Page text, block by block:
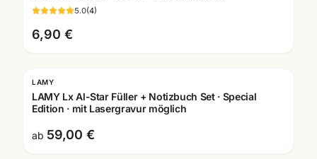
5.0(4)
6,90 €
LAMY
LAMY Lx Al-Star Füller + Notizbuch Set · Special
Edition · mit Lasergravur möglich
ab 59,00 €